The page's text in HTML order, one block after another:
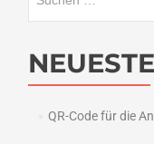
QR-Code für die